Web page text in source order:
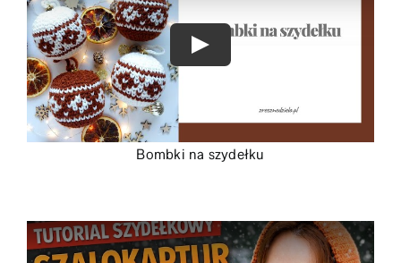
Bombki na szydełku